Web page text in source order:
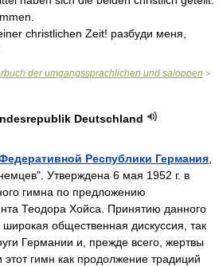
christlichen Zeit! разбуди меня,
der umgangssprachlichen und saloppen >
Deutschland
Республики Германия
Утверждена 6 мая 1952 г. в
гимна по предложению
Теодора Хойса. Принятию данного
общественная дискуссия, так
Германии и, прежде всего, жертвы
гимн как продолжение традиций